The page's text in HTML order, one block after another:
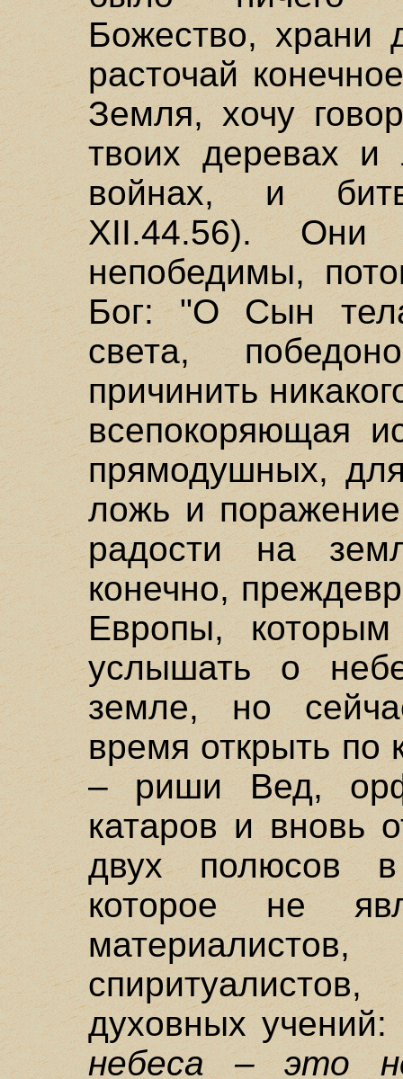
Божество, храни
расточай
Земля, хочу
твоих деревах и
войнах, и
XII.44.56).
непобедимы,
Бог: "О Сын
света,
причинить
всепокоряющая
прямодушных,
ложь и
радости на
конечно,
Европы,
услышать о
земле, но
время открыть по
– риши Вед,
катаров и вновь
двух полюсов
которое не
духовных учений:
небеса – это